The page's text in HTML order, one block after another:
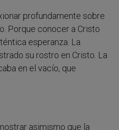
profundamente sobre
Porque conocer a Cristo
esperanza. La
su rostro en Cristo. La
en el vacío, que
asimismo que la